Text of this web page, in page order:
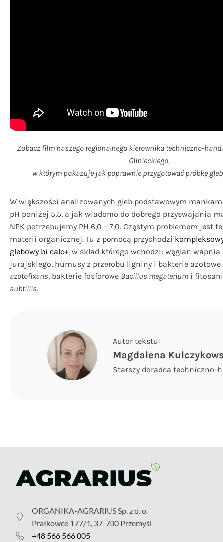
Zobacz film naszego regionalnego kierownika techniczno-
Glinieckiego,
w którym pokazuje jak poprawnie przygotować próbkę
W większości analizowanych gleb podstawowym
pH poniżej 5,5, a jak wiadomo do dobrego przyswajania
NPK potrzebujemy PH 6,0 – 7,0. Częstym problemem jest
materii organicznej. Tu z pomocą przychodzi
glebowy bi calc+, w skład którego wchodzi: węglan
jurajskiego, humusy z przerobu ligniny i bakterie azotowe
azotofixans, bakterie fosforowe Bacillus megaterium i
subtillis.
Autor tekstu:
Magdalena
Starszy doradca techniczno-
ORGANIKA-AGRARIUS Sp. z o. o.
Prałkowce 177/1, 37-700 Przemyśl
+48 566 566 005